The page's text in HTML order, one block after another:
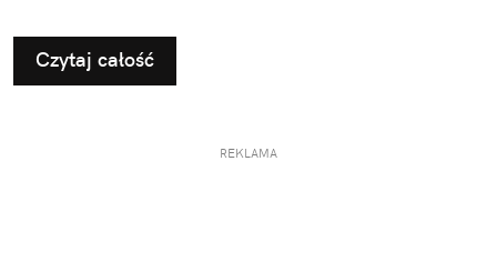
Czytaj całość
REKLAMA